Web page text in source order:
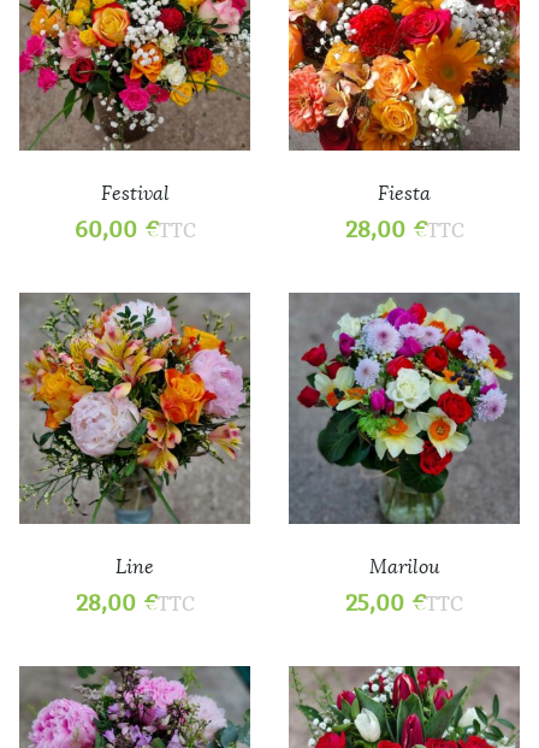
Festival
60,00 €TTC
Fiesta
28,00 €TTC
Line
28,00 €TTC
Marilou
25,00 €TTC